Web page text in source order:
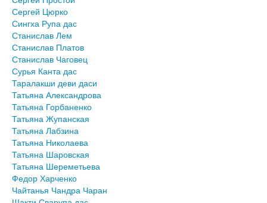
Сергей Цюрко
Сингха Рупа дас
Станислав Лем
Станислав Платов
Станислав Чаговец
Сурья Канта дас
Таралакши деви даси
Татьяна Александрова
Татьяна Горбаненко
Татьяна Жупанская
Татьяна Лабзина
Татьяна Николаева
Татьяна Шаровская
Татьяна Шереметьева
Федор Харченко
Чайтанья Чандра Чаран